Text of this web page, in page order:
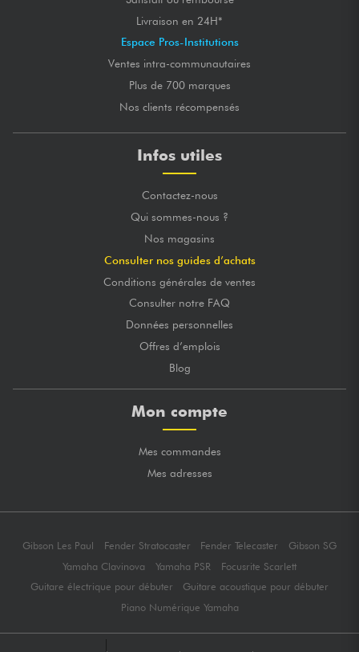
Livraison en 24H*
Espace Pros-Institutions
Ventes intra-communautaires
Plus de 700 marques
Nos clients récompensés
Infos utiles
Contactez-nous
Qui sommes-nous ?
Nos magasins
Consulter nos guides d’achats
Conditions générales de ventes
Consulter notre FAQ
Données personnelles
Offres d’emplois
Blog
Mon compte
Mes commandes
Mes adresses
Gibson Les Paul Fender Stratocaster Fender Telecaster
Gibson SG
Yamaha Clavinova
Yamaha PSR
Focusrite Scarlett
Guitare électrique pour débuter
Guitare acoustique pour débuter
Piano Numérique Yamaha